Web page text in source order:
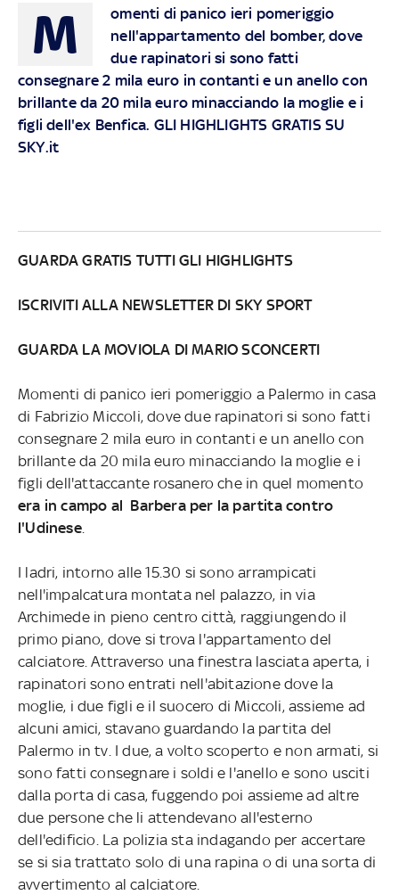
M
omenti di panico ieri pomeriggio
nell'appartamento del bomber, dove
due rapinatori si sono fatti
consegnare 2 mila euro in contanti e un anello con
brillante da 20 mila euro minacciando la moglie e i
figli dell'ex Benfica. GLI HIGHLIGHTS GRATIS SU
SKY.it
GUARDA GRATIS TUTTI GLI HIGHLIGHTS
ISCRIVITI ALLA NEWSLETTER DI SKY SPORT
GUARDA LA MOVIOLA DI MARIO SCONCERTI
Momenti di panico ieri pomeriggio a Palermo in casa
di Fabrizio Miccoli, dove due rapinatori si sono fatti
consegnare 2 mila euro in contanti e un anello con
brillante da 20 mila euro minacciando la moglie e i
figli dell'attaccante rosanero che in quel momento
era in campo al Barbera per la partita contro
l'Udinese.
I ladri, intorno alle 15.30 si sono arrampicati
nell'impalcatura montata nel palazzo, in via
Archimede in pieno centro città, raggiungendo il
primo piano, dove si trova l'appartamento del
calciatore. Attraverso una finestra lasciata aperta, i
rapinatori sono entrati nell'abitazione dove la
moglie, i due figli e il suocero di Miccoli, assieme ad
alcuni amici, stavano guardando la partita del
Palermo in tv. I due, a volto scoperto e non armati, si
sono fatti consegnare i soldi e l'anello e sono usciti
dalla porta di casa, fuggendo poi assieme ad altre
due persone che li attendevano all'esterno
dell'edificio. La polizia sta indagando per accertare
se si sia trattato solo di una rapina o di una sorta di
avvertimento al calciatore.